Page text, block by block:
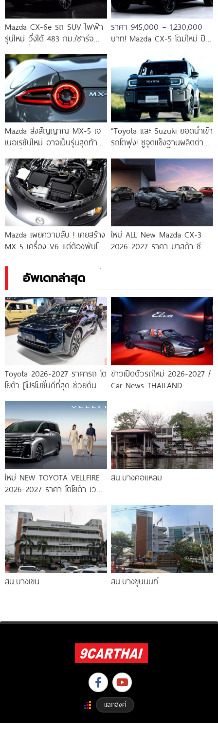
Mazda CX-6e รถ SUV ไฟฟ้า
รุ่นใหม่ วิ่งได้ 483 กม./ชาร์จ
ราคา 945,000 – 1,230,000
บาท! Mazda CX-5 โฉมใหม่ ปี
Mazda ส่งสัญญาณ MX-5 เจ
เนอเรชันใหม่ อาจเป็นรุ่นสุดท้ายที่
“Toyota และ Suzuki ยอดนำเข้า
รถโตพุ่ง! ชูจุดแข็งฐานผลิตต่าง
ค่า”
Mazda เผยความลับ ! เคยสร้าง
MX-5 เครื่อง V6 แต่ต้องพับโปร
ใหม่ ALL New Mazda CX-3
2026-2027 ราคา มาสด้า ซี
อัพเดทล่าสุด
Toyota 2026-2027 ราคารถ โต
โยต้า [โปรโมชั่นดีที่สุด-ช่วยดันทุก
ข่าวเปิดตัวรถใหม่ 2026-2027 /
Car News-THAILAND
ใหม่ NEW TOYOTA VELLFIRE
2026-2027 ราคา โตโยต้า เวล
สน.บางคอแหลม
สน.บางเขน สน.บางขุนนนท์
แลกลิงค์